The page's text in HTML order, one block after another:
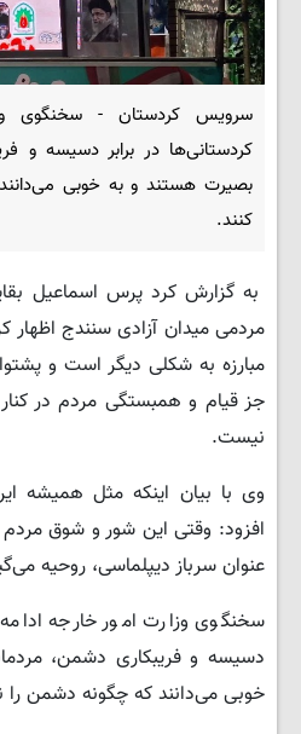
سرویس کردستان - سخنگوی
کردستانی‌ها در برابر دسیسه و
بصیرت هستند و به خوبی
کنند.
به گزارش کرد پرس اسماعیل
مردمی میدان آزادی سنندج اظهار
مبارزه به شکلی دیگر است و
جز قیام و همبستگی مردم در
نیست.
وی با بیان اینکه مثل همیشه
افزود: وقتی این شور و شوق مردم
عنوان سرباز دیپلماسی، روحیه
سخنگوی وزارت امور خارجه
دسیسه و فریبکاری دشمن،
خوبی می‌دانند که چگونه دشمن را